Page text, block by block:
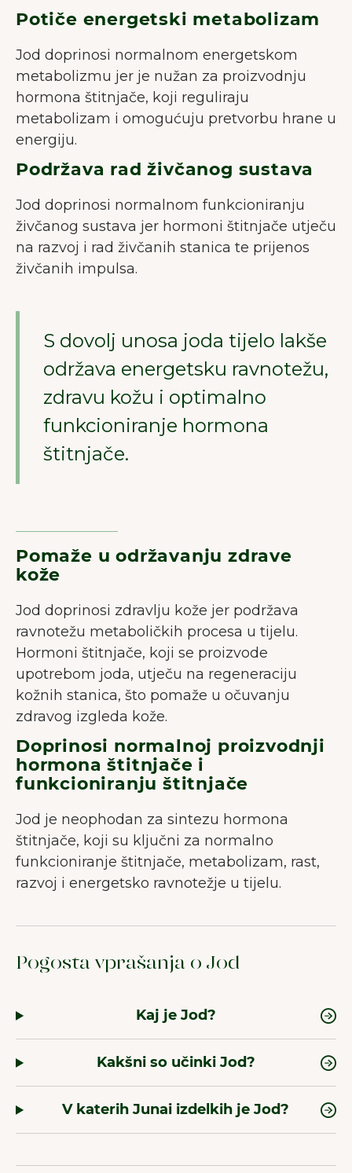
Potiče energetski metabolizam
Jod doprinosi normalnom energetskom
metabolizmu jer je nužan za proizvodnju
hormona štitnjače, koji reguliraju
metabolizam i omogućuju pretvorbu hrane u
energiju.
Podržava rad živčanog sustava
Jod doprinosi normalnom funkcioniranju
živčanog sustava jer hormoni štitnjače utječu
na razvoj i rad živčanih stanica te prijenos
živčanih impulsa.
S dovolj unosa joda tijelo lakše
održava energetsku ravnotežu,
zdravu kožu i optimalno
funkcioniranje hormona
štitnjače.
Pomaže u održavanju zdrave
kože
Jod doprinosi zdravlju kože jer podržava
ravnotežu metaboličkih procesa u tijelu.
Hormoni štitnjače, koji se proizvode
upotrebom joda, utječu na regeneraciju
kožnih stanica, što pomaže u očuvanju
zdravog izgleda kože.
Doprinosi normalnoj proizvodnji
hormona štitnjače i
funkcioniranju štitnjače
Jod je neophodan za sintezu hormona
štitnjače, koji su ključni za normalno
funkcioniranje štitnjače, metabolizam, rast,
razvoj i energetsko ravnotežje u tijelu.
Pogosta vprašanja o Jod
Kaj je Jod?
Kakšni so učinki Jod?
V katerih Junai izdelkih je Jod?